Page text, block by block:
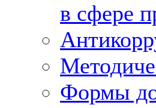
в сфере
Формы